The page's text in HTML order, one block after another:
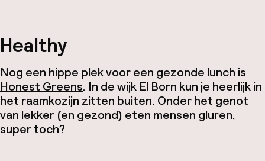
Healthy
Nog een hippe plek voor een gezonde lunch is
Honest Greens. In de wijk El Born kun je heerlijk in
het raamkozijn zitten buiten. Onder het genot
van lekker (en gezond) eten mensen gluren,
super toch?